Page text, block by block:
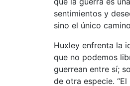
sentimientos y
sino el único
Huxley enfrenta la
que no podemos
guerrean entre sí;
de otra especie.